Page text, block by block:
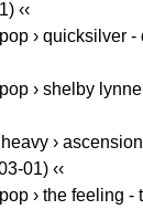
‹‹
› quicksilver
› shelby
›
01) ‹‹
› the feeling